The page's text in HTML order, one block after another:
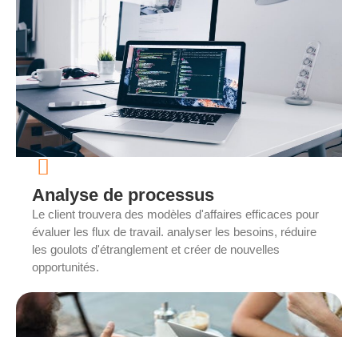
Analyse de processus
Le client trouvera des modèles d'affaires efficaces pour
évaluer les flux de travail. analyser les besoins, réduire
les goulots d'étranglement et créer de nouvelles
opportunités.